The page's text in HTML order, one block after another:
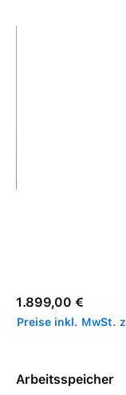
Bildergalerie
Regulärer Preis:
1.899,00 €
Preise inkl. MwSt.
Arbeitsspeicher